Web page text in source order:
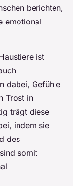
berichten,
emotional
ist
dabei, Gefühle
Trost in
trägt diese
indem sie
des
somit